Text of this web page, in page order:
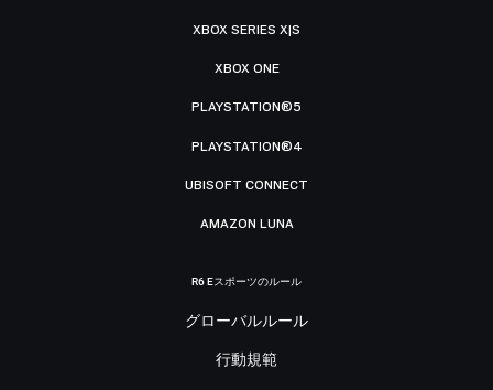
XBOX SERIES X|S
XBOX ONE
PLAYSTATION®5
PLAYSTATION®4
UBISOFT CONNECT
AMAZON LUNA
R6 Eスポーツのルール
グローバルルール
行動規範